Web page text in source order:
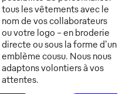
tous les vêtements avec le
nom de vos collaborateurs
ou votre logo - en broderie
directe ou sous la forme d'un
emblème cousu. Nous nous
adaptons volontiers à vos
attentes.